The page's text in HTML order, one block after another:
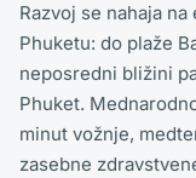
Razvoj se nahaja
Phuketu: do plaže
neposredni bližini
Phuket.
minut vožnje,
zasebne